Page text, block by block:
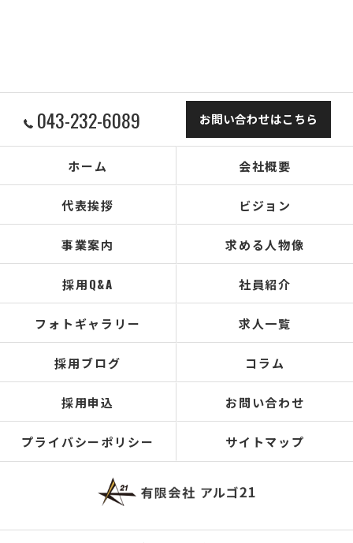
043-232-6089 お問い合わせはこちら
ホーム 会社概要
代表挨拶 ビジョン
事業案内 求める人物像
採用Q&A 社員紹介
フォトギャラリー 求人一覧
採用ブログ コラム
採用申込 お問い合わせ
プライバシーポリシー サイトマップ